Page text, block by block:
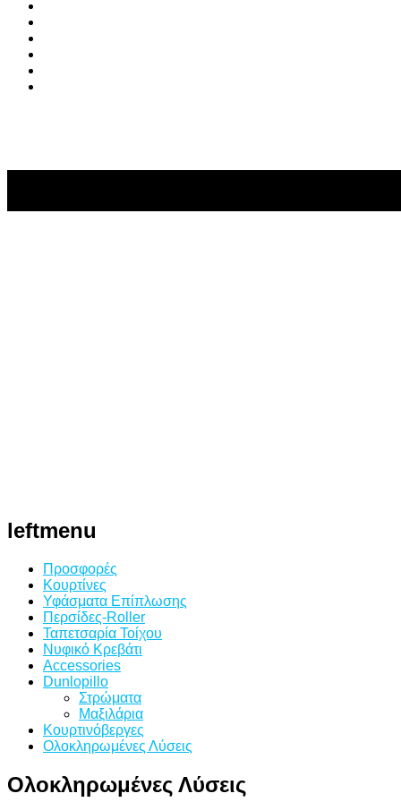
leftmenu
Προσφορές
Κουρτίνες
Υφάσματα Επίπλωσης
Περσίδες-Roller
Ταπετσαρία Τοίχου
Νυφικό Κρεβάτι
Accessories
Dunlopillo
Στρώματα
Μαξιλάρια
Κουρτινόβεργες
Ολοκληρωμένες Λύσεις
Ολοκληρωμένες Λύσεις